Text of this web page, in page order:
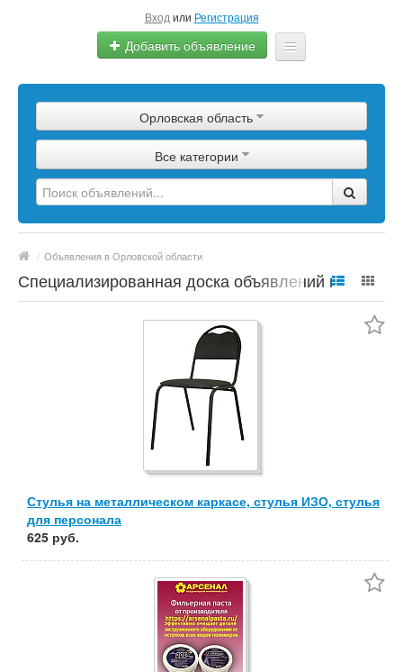
Вход или Регистрация
Добавить объявление
Сырье
Изделия
Оборудование
Еще
Орловская область
Все категории
/ Объявления в Орловской области
Специализированная доска объявлений по
Стулья на металлическом каркасе, стулья ИЗО, стулья
для персонала
625 руб.